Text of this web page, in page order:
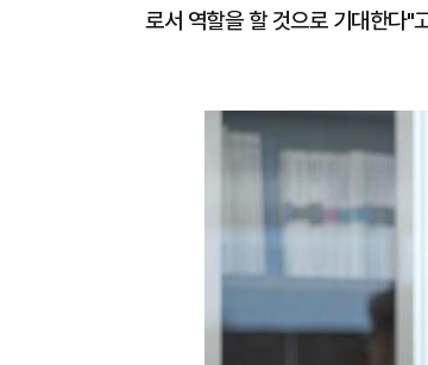
로서 역할을 할 것으로 기대한다"